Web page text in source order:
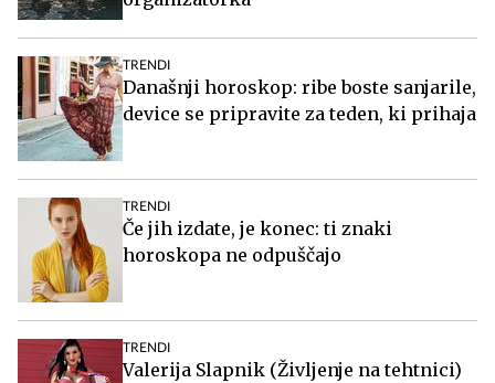
TRENDI
Današnji horoskop: ribe boste sanjarile,
device se pripravite za teden, ki prihaja
TRENDI
Če jih izdate, je konec: ti znaki
horoskopa ne odpuščajo
TRENDI
Valerija Slapnik (Življenje na tehtnici)